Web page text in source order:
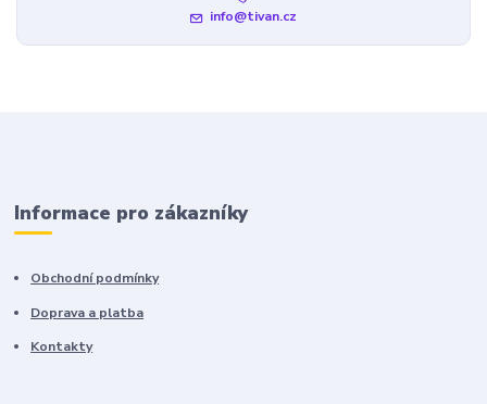
info@tivan.cz
Informace pro zákazníky
Obchodní podmínky
Doprava a platba
Kontakty